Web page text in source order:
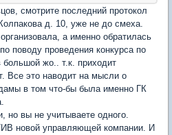
смотрите последний протокол
д. 10, уже не до смеха.
а именно обратилась
поводу проведения конкурса по
жо.. т.к. приходит
Все это наводит на мысли о
в том что-бы была именно ГК
но вы не учитываете одного.
новой управляющей компании. И